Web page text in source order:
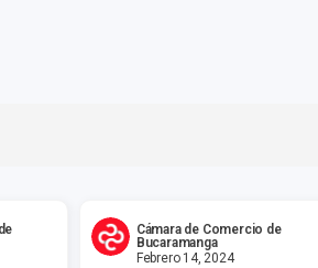
Cámara de Comercio de
Bucaramanga
Febrero 14, 2024